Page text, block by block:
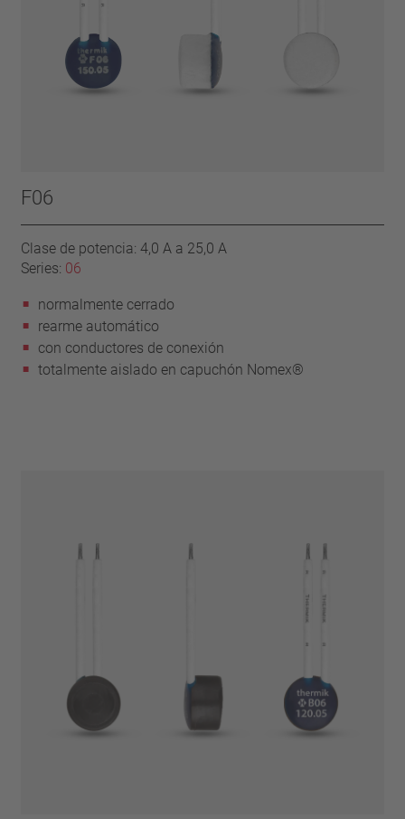
F06
Clase de potencia: 4,0 A a 25,0 A
Series: 06
normalmente cerrado
rearme automático
con conductores de conexión
totalmente aislado en capuchón Nomex®